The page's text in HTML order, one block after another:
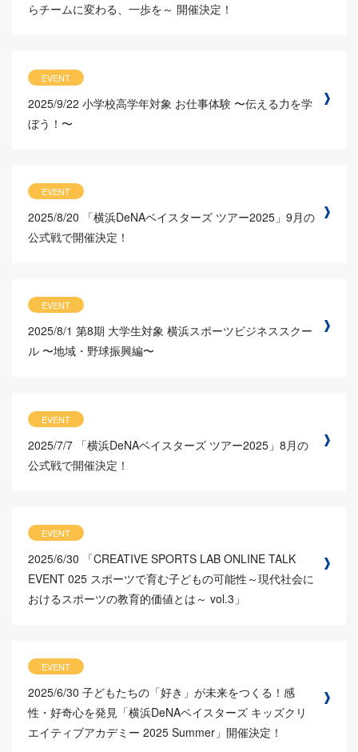
らチームに変わる、一歩を～ 開催決定！
EVENT
2025/9/22 小学校高学年対象 お仕事体験 〜伝える力を学
ぼう！〜
EVENT
2025/8/20
「横浜DeNAベイスターズ ツアー2025」9月の
公式戦で開催決定！
EVENT
2025/8/1 第8期 大学生対象 横浜スポーツビジネススクー
ル 〜地域・野球振興編〜
EVENT
2025/7/7 「横浜DeNAベイスターズ ツアー2025」8月の
公式戦で開催決定！
EVENT
2025/6/30
「CREATIVE SPORTS LAB ONLINE TALK
EVENT 025 スポーツで育む子どもの可能性～現代社会に
おけるスポーツの教育的価値とは～ vol.3」
EVENT
2025/6/30 子どもたちの「好き」が未来をつくる！感
性・好奇心を発見「横浜DeNAベイスターズ キッズクリ
エイティブアカデミー 2025 Summer」開催決定！